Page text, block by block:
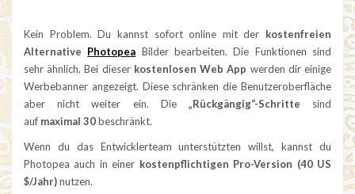
Kein Problem. Du kannst sofort online mit der kostenfreien
Alternative Photopea Bilder bearbeiten. Die Funktionen sind
sehr ähnlich. Bei dieser kostenlosen Web App werden dir einige
Werbebanner angezeigt. Diese schränken die Benutzeroberfläche
aber nicht weiter ein. Die „Rückgängig“-Schritte sind
auf maximal 30beschränkt.
Wenn du das Entwicklerteam unterstützten willst, kannst du
Photopea auch in einer kostenpflichtigen Pro-Version (40 US
$/Jahr)nutzen.